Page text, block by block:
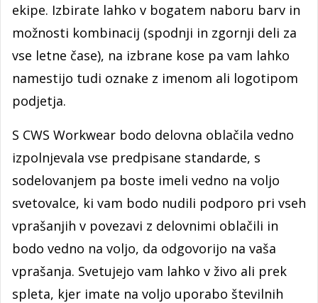
ekipe. Izbirate lahko v bogatem naboru barv in
možnosti kombinacij (spodnji in zgornji deli za
vse letne čase), na izbrane kose pa vam lahko
namestijo tudi oznake z imenom ali logotipom
podjetja.
S CWS Workwear bodo delovna oblačila vedno
izpolnjevala vse predpisane standarde, s
sodelovanjem pa boste imeli vedno na voljo
svetovalce, ki vam bodo nudili podporo pri vseh
vprašanjih v povezavi z delovnimi oblačili in
bodo vedno na voljo, da odgovorijo na vaša
vprašanja. Svetujejo vam lahko v živo ali prek
spleta, kjer imate na voljo uporabo številnih